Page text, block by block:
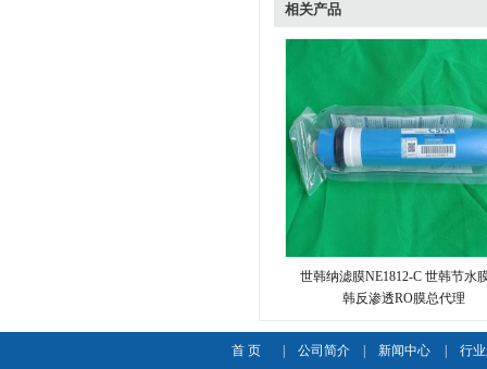
相关产品
世韩纳滤膜NE1812-C 世韩节水
韩反渗透RO膜总代理
首 页 公司简介 新闻中心
行